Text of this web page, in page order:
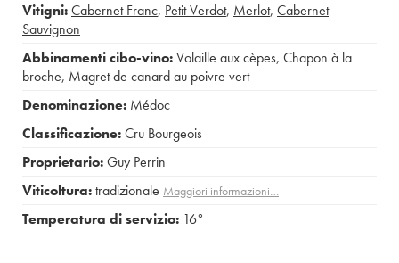
Vitigni:Cabernet Franc, Petit Verdot, Merlot, Cabernet
Sauvignon
Abbinamenti cibo-vino:Volaille aux cèpes, Chapon à la
broche, Magret de canard au poivre vert
Denominazione: Médoc
Classificazione:Cru Bourgeois
Proprietario:Guy Perrin
Viticoltura:tradizionale Maggiori informazioni…
Temperatura di servizio: 16°